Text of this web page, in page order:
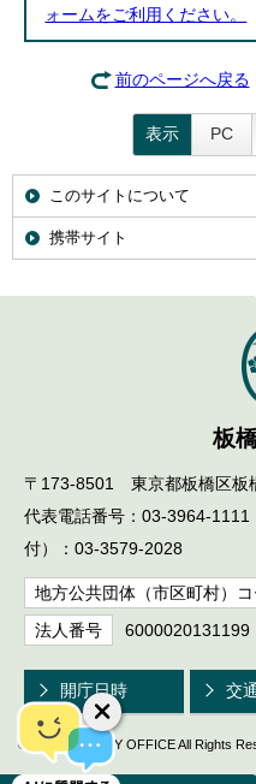
ォームをご利用ください。
前のページへ戻る
表示 PC
このサイトについて
携帯サイト
板
〒173-8501 東京都板橋区板
代表電話番号：03-3964-
付）：03-3579-2028
地方公共団体（市区町村）コ
法人番号 6000020131199
開庁日時 交
© ITABASHI CITY OFFICE All Rights